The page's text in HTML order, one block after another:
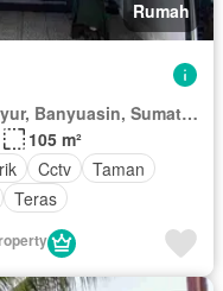
Rumah
Ilir Barat I, Palembang, Rantau Bayur, Banyuasin, Sumatera Selatan
105 m²
Cctv
Taman
Teras